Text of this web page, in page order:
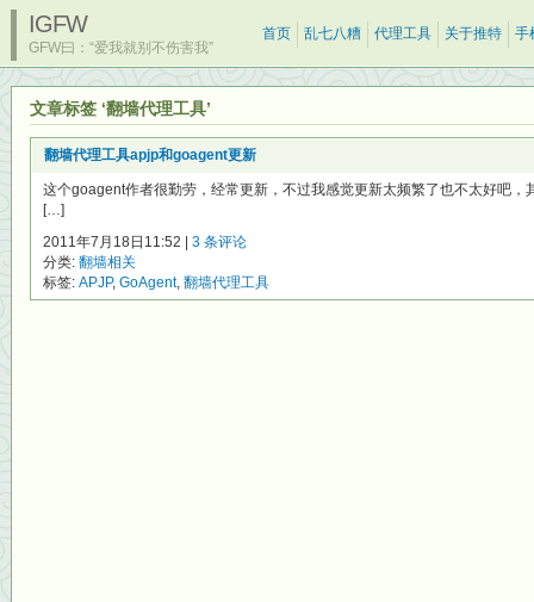
IGFW
GFW曰：“爱我就别不伤害我”
首页 乱七八糟 代理工具 关于推特 手
文章标签 ‘翻墙代理工具’
翻墙代理工具apjp和goagent更新
这个goagent作者很勤劳，经常更新，不过我感觉更新太频繁了也不太好吧，
[…]
2011年7月18日11:52 | 3 条评论
分类: 翻墙相关
标签: APJP, GoAgent, 翻墙代理工具